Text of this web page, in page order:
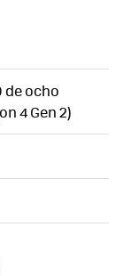
de ocho
4 Gen 2)